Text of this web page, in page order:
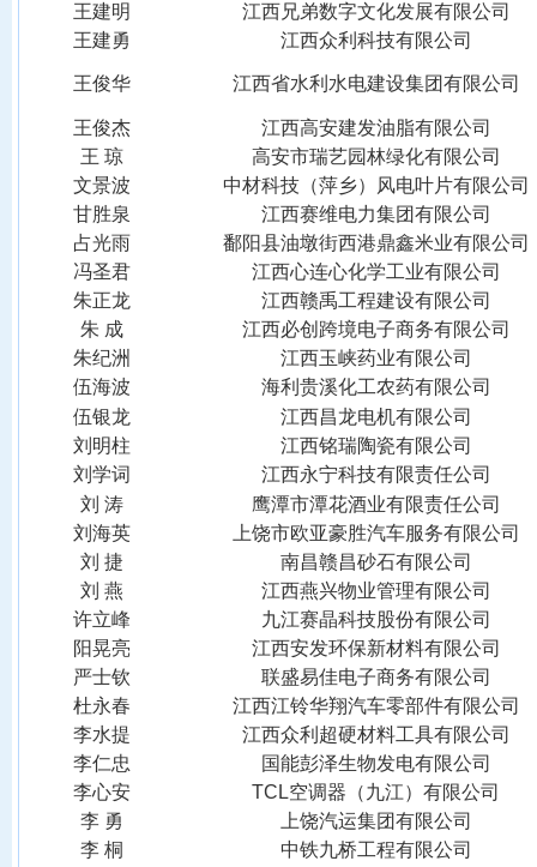
王建明
江西兄弟数字文化发展有限公司
王建勇
江西众利科技有限公司
王俊华 江西省水利水电建设集团有限公司
王俊杰
江西高安建发油脂有限公司
王 琼
高安市瑞艺园林绿化有限公司
文景波
中材科技（萍乡）风电叶片有限公司
甘胜泉
江西赛维电力集团有限公司
占光雨
鄱阳县油墩街西港鼎鑫米业有限公司
冯圣君
江西心连心化学工业有限公司
朱正龙
江西赣禹工程建设有限公司
朱 成
江西必创跨境电子商务有限公司
朱纪洲
江西玉峡药业有限公司
伍海波
海利贵溪化工农药有限公司
伍银龙
江西昌龙电机有限公司
刘明柱
江西铭瑞陶瓷有限公司
刘学词
江西永宁科技有限责任公司
刘 涛
鹰潭市潭花酒业有限责任公司
刘海英
上饶市欧亚豪胜汽车服务有限公司
刘 捷
南昌赣昌砂石有限公司
刘 燕
江西燕兴物业管理有限公司
许立峰
九江赛晶科技股份有限公司
阳晃亮
江西安发环保新材料有限公司
严士钦
联盛易佳电子商务有限公司
杜永春
江西江铃华翔汽车零部件有限公司
李水提
江西众利超硬材料工具有限公司
李仁忠
国能彭泽生物发电有限公司
李心安
TCL空调器（九江）有限公司
李 勇
上饶汽运集团有限公司
李 桐
中铁九桥工程有限公司